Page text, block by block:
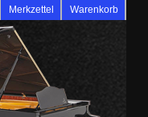
Merkzettel Warenkorb